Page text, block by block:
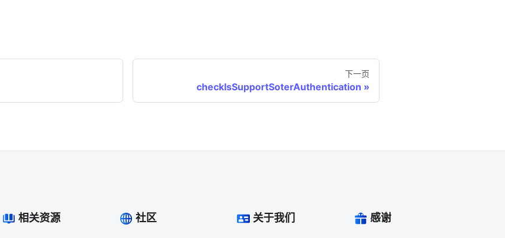
下一页
checkIsSupportSoterAuthentication
相关资源 社区 关于我们 感谢